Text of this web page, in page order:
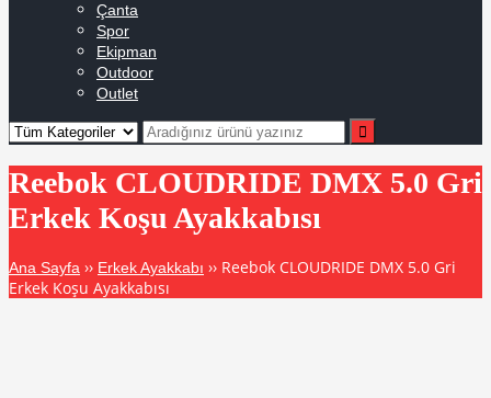
Çanta
Spor
Ekipman
Outdoor
Outlet
Reebok CLOUDRIDE DMX 5.0 Gri
Erkek Koşu Ayakkabısı
Ana Sayfa ›› Erkek Ayakkabı ›› Reebok CLOUDRIDE DMX 5.0 Gri
Erkek Koşu Ayakkabısı